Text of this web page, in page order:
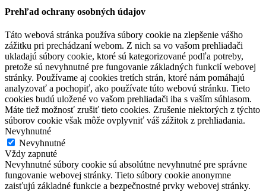
Prehľad ochrany osobných údajov
Táto webová stránka používa súbory cookie na zlepšenie vášho
zážitku pri prechádzaní webom. Z nich sa vo vašom prehliadači
ukladajú súbory cookie, ktoré sú kategorizované podľa potreby,
pretože sú nevyhnutné pre fungovanie základných funkcií webovej
stránky. Používame aj cookies tretích strán, ktoré nám pomáhajú
analyzovať a pochopiť, ako používate túto webovú stránku. Tieto
cookies budú uložené vo vašom prehliadači iba s vaším súhlasom.
Máte tiež možnosť zrušiť tieto cookies. Zrušenie niektorých z týchto
súborov cookie však môže ovplyvniť váš zážitok z prehliadania.
Nevyhnutné
Nevyhnutné
Vždy zapnuté
Nevyhnutné súbory cookie sú absolútne nevyhnutné pre správne
fungovanie webovej stránky. Tieto súbory cookie anonymne
zaisťujú základné funkcie a bezpečnostné prvky webovej stránky.